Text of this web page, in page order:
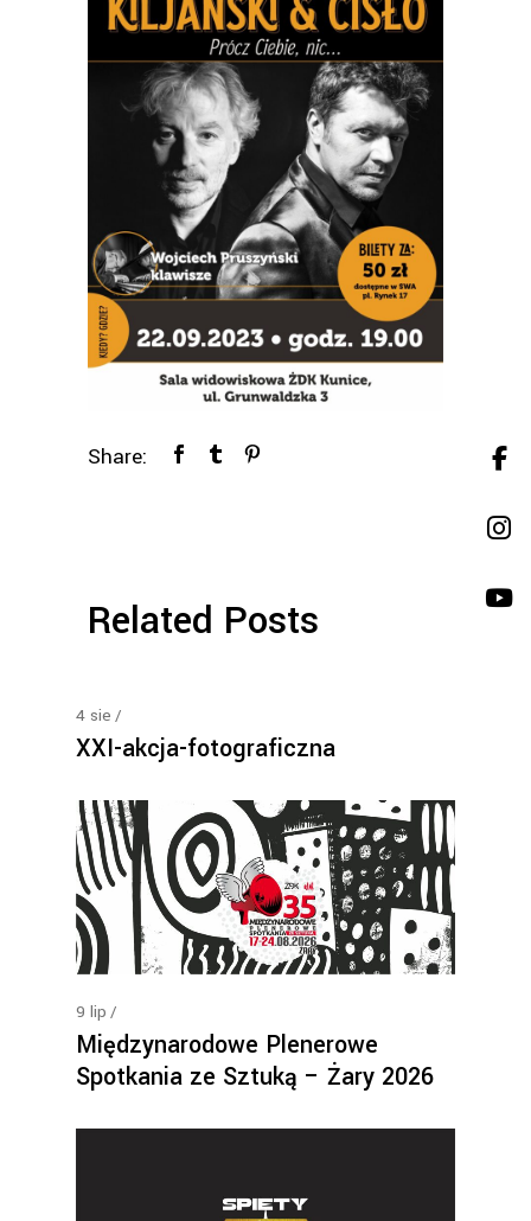
Share:
Related Posts
4 sie
XXI-akcja-fotograficzna
9 lip
Międzynarodowe Plenerowe
Spotkania ze Sztuką – Żary 2026